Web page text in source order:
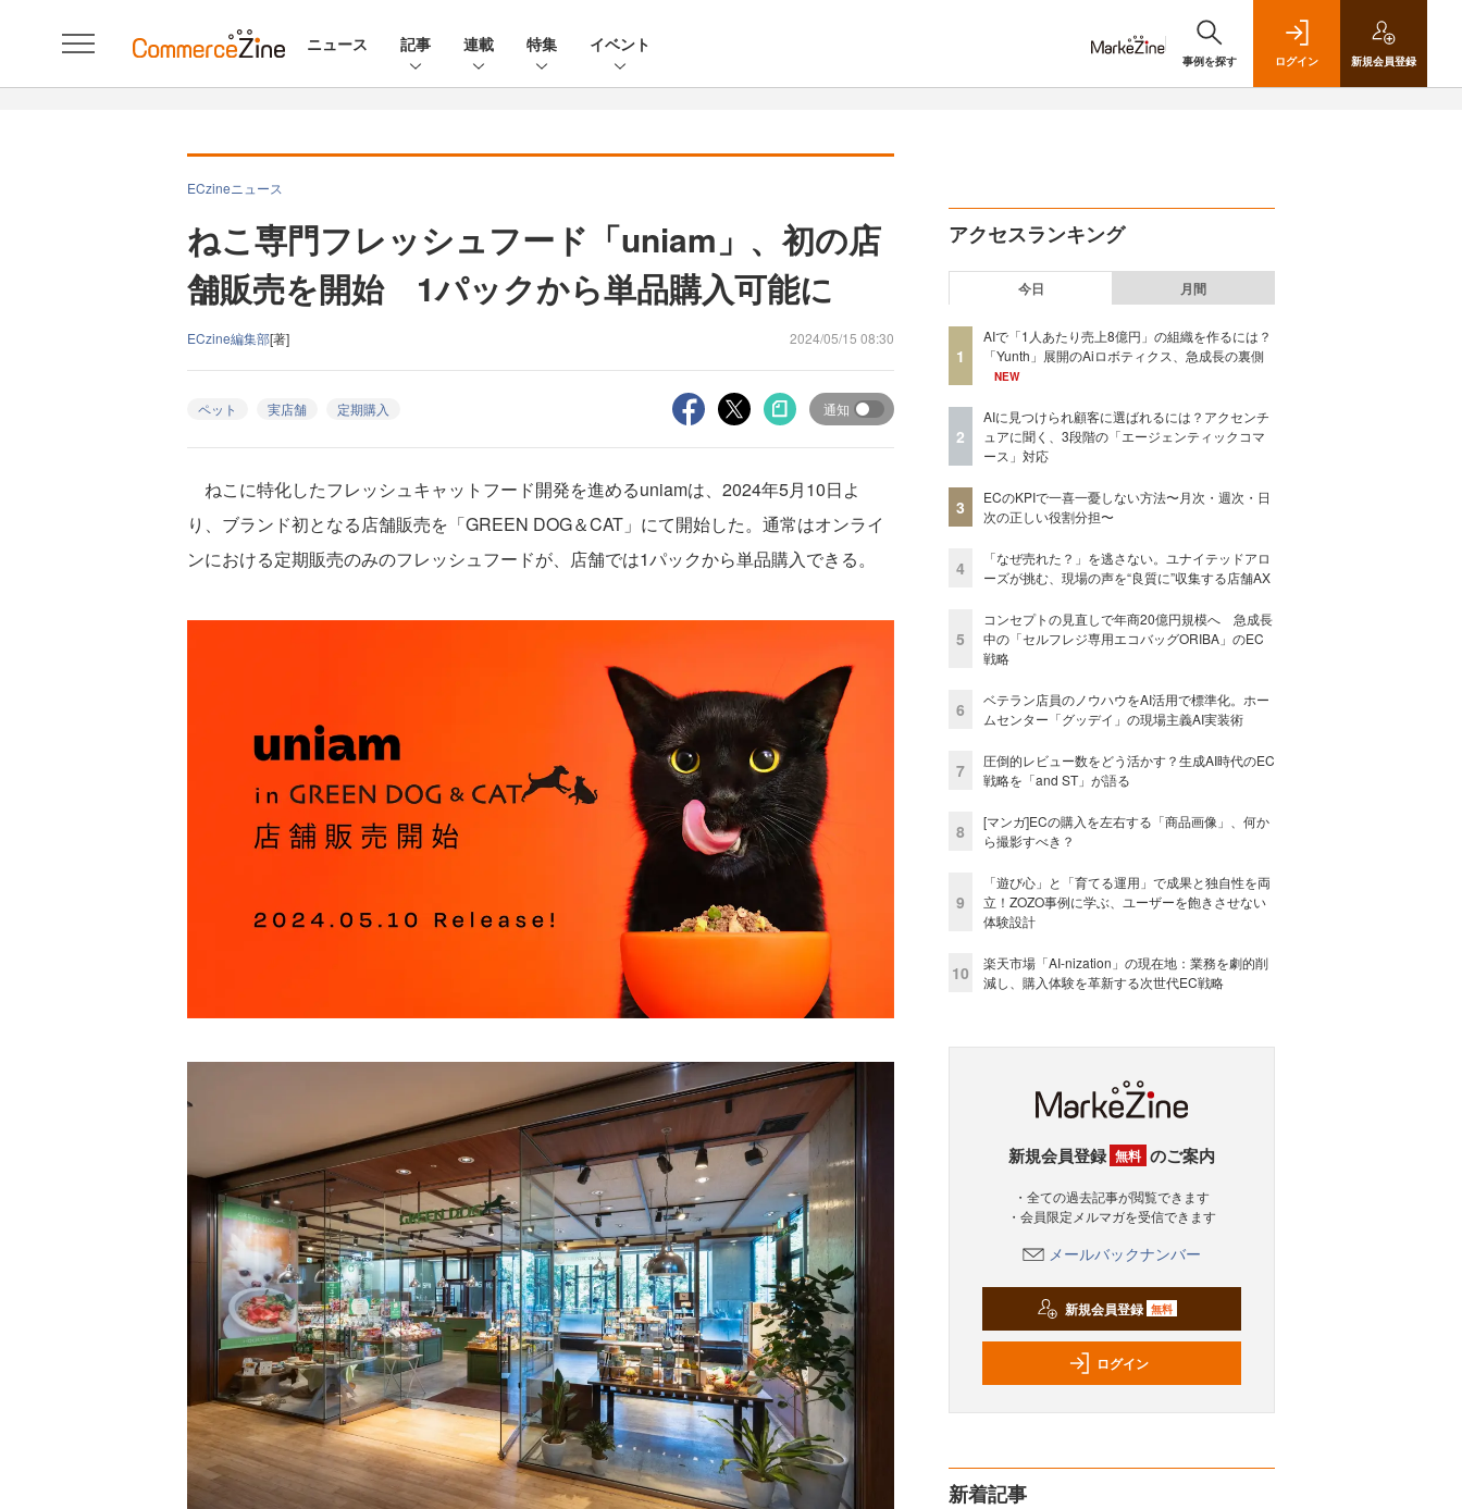
ニュース 記事 連載 特集 イベント
事例を探す ログイン 新規会員登録
ECzineニュース
ねこ専門フレッシュフード「uniam」、初の店
舗販売を開始 1パックから単品購入可能に
ECzine編集部[著] 2024/05/15 08:30
ペット 実店舗 定期購入 通知
ねこに特化したフレッシュキャットフード開発を進めるuniamは、2024年5月10日よ
り、ブランド初となる店舗販売を「GREEN DOG＆CAT」にて開始した。通常はオンライ
ンにおける定期販売のみのフレッシュフードが、店舗では1パックから単品購入できる。
アクセスランキング
今日 月間
1
AIで「1人あたり売上8億円」の組織を作るには？
「Yunth」展開のAiロボティクス、急成長の裏側
NEW
2
AIに見つけられ顧客に選ばれるには？アクセンチ
ュアに聞く、3段階の「エージェンティックコマ
ース」対応
3
ECのKPIで一喜一憂しない方法〜月次・週次・日
次の正しい役割分担〜
4
「なぜ売れた？」を逃さない。ユナイテッドアロ
ーズが挑む、現場の声を“良質に”収集する店舗AX
5
コンセプトの見直しで年商20億円規模へ 急成長
中の「セルフレジ専用エコバッグORIBA」のEC
戦略
6
ベテラン店員のノウハウをAI活用で標準化。ホー
ムセンター「グッデイ」の現場主義AI実装術
7
圧倒的レビュー数をどう活かす？生成AI時代のEC
戦略を「and ST」が語る
8
[マンガ]ECの購入を左右する「商品画像」、何か
ら撮影すべき？
9
「遊び心」と「育てる運用」で成果と独自性を両
立！ZOZO事例に学ぶ、ユーザーを飽きさせない
体験設計
10
楽天市場「AI-nization」の現在地：業務を劇的削
減し、購入体験を革新する次世代EC戦略
新規会員登録 無料 のご案内
・全ての過去記事が閲覧できます
・会員限定メルマガを受信できます
メールバックナンバー
新規会員登録 無料
ログイン
新着記事